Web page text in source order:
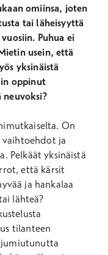
omiinsa, joten
tai läheisyyttä
Puhua ei
usein, että
yksinäistä
oppinut
On
vaihtoehdot ja
Pelkäät yksinäistä
että kärsit
ja hankalaa
lähteä?
tilanteen
jumiutunutta